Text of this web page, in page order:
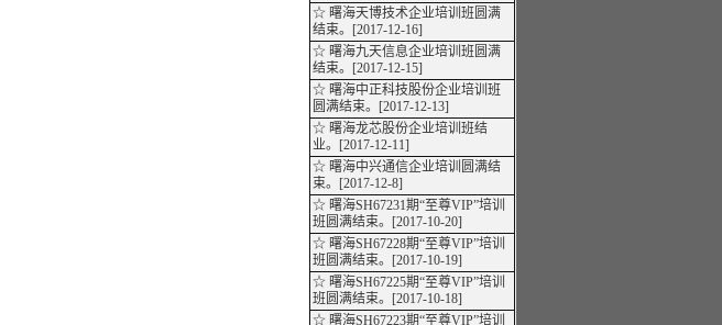
☆ 曙海天博技术企业培训班圆满
结束。[2017-12-16]
☆ 曙海九天信息企业培训班圆满
结束。[2017-12-15]
☆ 曙海中正科技股份企业培训班
圆满结束。[2017-12-13]
☆ 曙海龙芯股份企业培训班结
业。[2017-12-11]
☆ 曙海中兴通信企业培训圆满结
束。[2017-12-8]
☆ 曙海SH67231期“至尊VIP”培训
班圆满结束。[2017-10-20]
☆ 曙海SH67228期“至尊VIP”培训
班圆满结束。[2017-10-19]
☆ 曙海SH67225期“至尊VIP”培训
班圆满结束。[2017-10-18]
☆ 曙海SH67223期“至尊VIP”培训